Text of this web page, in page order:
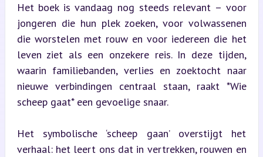
Het boek is vandaag nog steeds relevant – voor
jongeren die hun plek zoeken, voor volwassenen
die worstelen met rouw en voor iedereen die het
leven ziet als een onzekere reis. In deze tijden,
waarin familiebanden, verlies en zoektocht naar
nieuwe verbindingen centraal staan, raakt *Wie
scheep gaat* een gevoelige snaar.
Het symbolische ‘scheep gaan’ overstijgt het
verhaal: het leert ons dat in vertrekken, rouwen en